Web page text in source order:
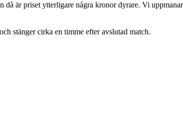
då är priset ytterligare några kronor dyrare. Vi
stänger cirka en timme efter avslutad match.